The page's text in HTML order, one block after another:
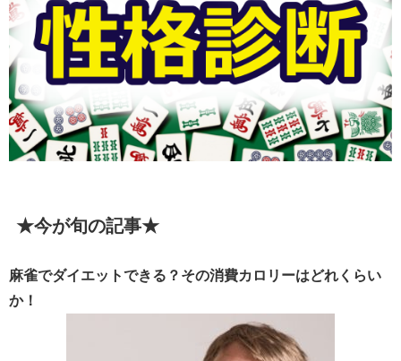
★今が旬の記事★
麻雀でダイエットできる？その消費カロリーはどれくらい
か！